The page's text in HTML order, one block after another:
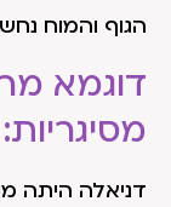
הגוף והמוח
דוגמא
מסיגריות:
דניאלה היתה